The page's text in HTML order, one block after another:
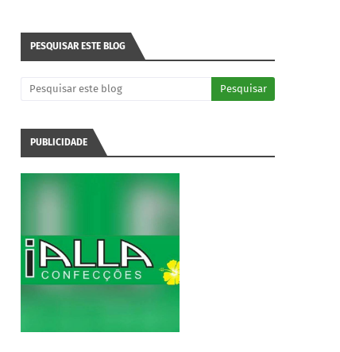
PESQUISAR ESTE BLOG
PUBLICIDADE